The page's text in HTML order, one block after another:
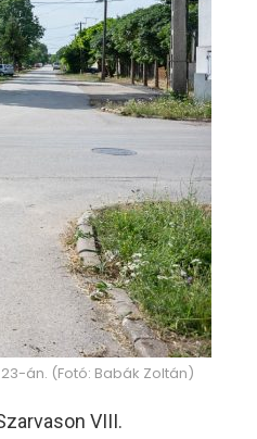
án. (Fotó: Babák Zoltán)
VIII.